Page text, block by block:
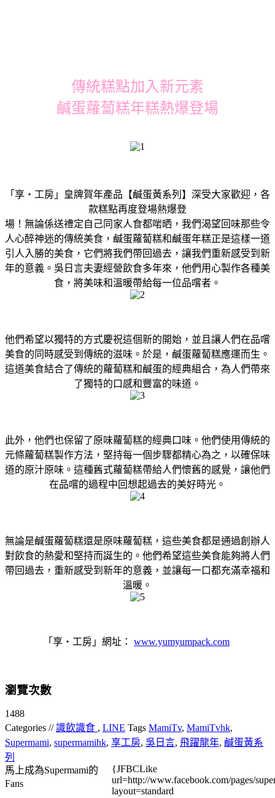
傳統糕點加入新元素
鹹蛋蘿蔔糕年糕熱爆登場
「享‧工房」皇牌賀年產品【鹹蛋黃系列】深受大家歡迎，各
款糕點再度登場熱爆登
場！無論係送禮定自己同家人食都啱晒，我們渴望回味那些令
人心醉神迷的傳統美食，鹹蛋蘿蔔糕和鹹蛋年糕正是這樣一道
引人入勝的美食，它們將我們帶回過去，讓我們重新感受到新
年的意義。吳日言夫妻經營飲食多年來，他們用心製作各種美
食，將美味和溫暖帶給每一位品嚐者。
他們希望以獨特的方式慶祝這個新的開始，並且讓人們在品嚐
美食的同時感受到傳統的滋味。於是，鹹蛋蘿蔔糕應運而生。
這道美食結合了傳統的蘿蔔糕和鹹蛋的經典組合，為人們帶來
了獨特的口感和豐富的味道。
此外，他們也保留了原味蘿蔔糕的經典口味。他們使用傳統的
元條蘿蔔糕製作方法，堅持每一個步驟都精心為之，以確保味
道的原汁原味。這種舊式蘿蔔糕帶給人們懷舊的感覺，讓他們
在品嚐的過程中回想起過去的美好時光。
無論是鹹蛋蘿蔔糕還是原味蘿蔔糕，這些美食都是通過創辦人
對飲食的熱愛和堅持而誕生的。他們希望這些美食能夠將人們
帶回過去，重新感受到新年的意義，並讓每一口都充滿幸福和
溫暖。
「享‧工房」網址： www.yumyumpack.com
瀏覽次數
1488
Categories //識飲識食 , LINE Tags MamiTv, MamiTvhk,
Supermami, supermamihk, 享工房, 吳日言, 飛躍龍年, 鹹蛋黃系
列
馬上成為Supermami的
Fans
{JFBCLike
url=http://www.facebook.com/pages/
layout=standard